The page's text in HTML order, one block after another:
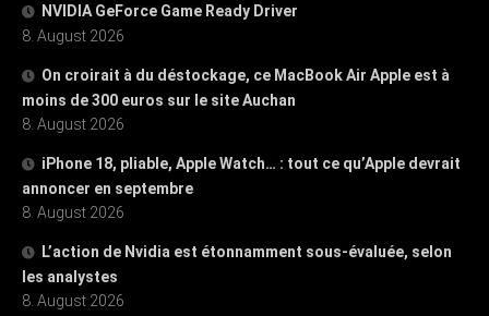
NVIDIA GeForce Game Ready Driver
8. August 2026
On croirait à du déstockage, ce MacBook Air Apple est à
moins de 300 euros sur le site Auchan
8. August 2026
iPhone 18, pliable, Apple Watch… : tout ce qu’Apple devrait
annoncer en septembre
8. August 2026
L’action de Nvidia est étonnamment sous-évaluée, selon
les analystes
8. August 2026